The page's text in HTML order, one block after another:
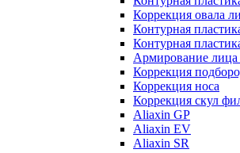
Коррекция овала
Контурная
Контурная
Армирование
Коррекция
Коррекция носа
Коррекция скул
Aliaxin GP
Aliaxin EV
Aliaxin SR